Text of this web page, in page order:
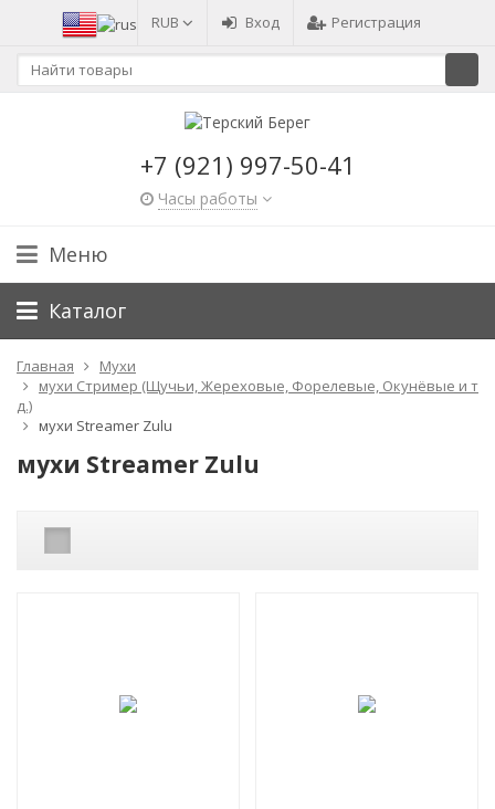
RUB Вход Регистрация
+7 (921) 997-50-41
Часы работы
Меню
Каталог
Главная
Мухи
мухи Стример (Щучьи, Жереховые, Форелевые, Окунёвые и т
д.)
мухи Streamer Zulu
мухи Streamer Zulu